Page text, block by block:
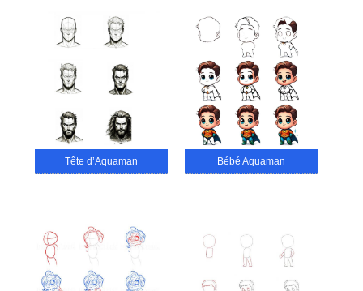
Tête d’Aquaman Bébé Aquaman